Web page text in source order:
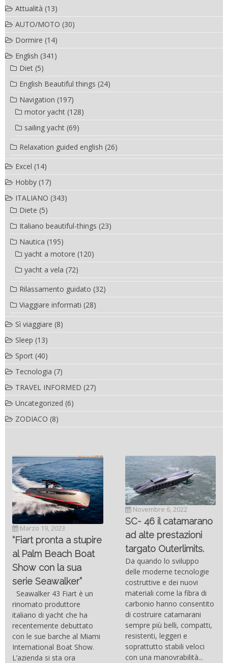
Attualità (13)
AUTO/MOTO (30)
Dormire (14)
English (341)
Diet (5)
English Beautiful things (24)
Navigation (197)
motor yacht (128)
sailing yacht (69)
Relaxation guided english (26)
Excel (14)
Hobby (17)
ITALIANO (343)
Diete (5)
Italiano beautiful-things (23)
Nautica (195)
yacht a motore (120)
yacht a vela (72)
Rilassamento guidato (32)
Viaggiare informati (28)
Sì viaggiare (8)
Sleep (13)
Sport (40)
Tecnologia (7)
TRAVEL INFORMED (27)
Uncategorized (6)
ZODIACO (8)
Marzo 19, 2023
“Fiart pronta a stupire
al Palm Beach Boat
Show con la sua
serie Seawalker”
Seawalker 43 Fiart è un
rinomato produttore
italiano di yacht che ha
recentemente debuttato
con le sue barche al Miami
International Boat Show.
L’azienda si sta ora
Novembre 6, 2022
SC- 46 il catamarano
ad alte prestazioni
targato Outerlimits.
Da quando lo sviluppo
delle moderne tecnologie
costruttive e dei nuovi
materiali come la fibra di
carbonio hanno consentito
di costruire catamarani
sempre più belli, compatti,
resistenti, leggeri e
soprattutto stabili veloci
con una manovrabilità...